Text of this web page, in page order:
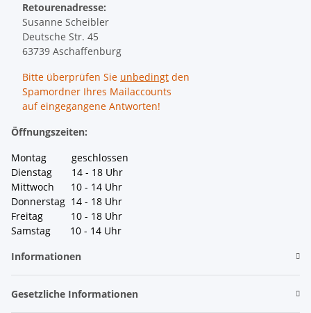
Retourenadresse:
Susanne Scheibler
Deutsche Str. 45
63739 Aschaffenburg
Bitte überprüfen Sie unbedingt den
Spamordner Ihres Mailaccounts
auf eingegangene Antworten!
Öffnungszeiten:
Montag geschlossen
Dienstag 14 - 18 Uhr
Mittwoch 10 - 14 Uhr
Donnerstag 14 - 18 Uhr
Freitag 10 - 18 Uhr
Samstag 10 - 14 Uhr
Informationen
Gesetzliche Informationen